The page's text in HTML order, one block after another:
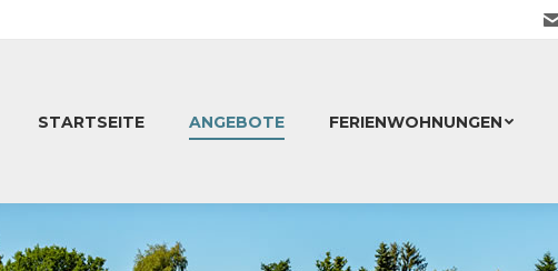
STARTSEITE ANGEBOTE FERIENWOHNUNGEN